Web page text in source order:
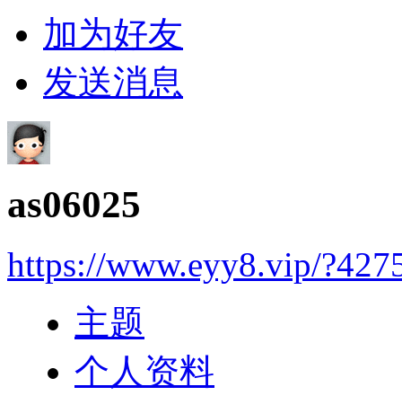
加为好友
发送消息
as06025
https://www.eyy8.vip/
主题
个人资料